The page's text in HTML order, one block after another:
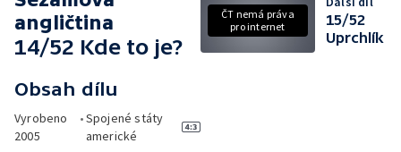
angličtina
14/52 Kde to je?
Obsah dílu
Vyrobeno
2005
•Spojené státy
americké
ČT nemá práva
pro internet
15/52
Uprchlík